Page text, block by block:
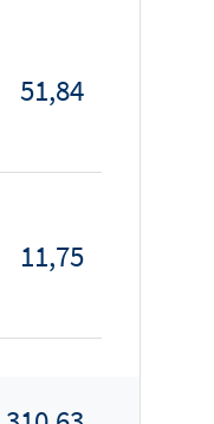
51,84
11,75